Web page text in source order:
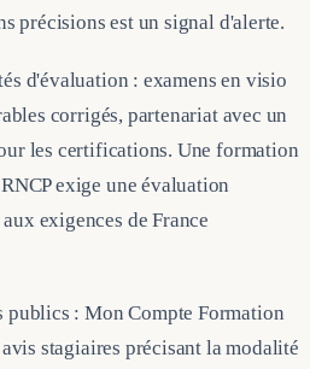
précisions est un signal d'alerte.
d'évaluation : examens en visio
corrigés, partenariat avec un
les certifications. Une formation
exige une évaluation
exigences de France
publics : Mon Compte Formation
stagiaires précisant la modalité